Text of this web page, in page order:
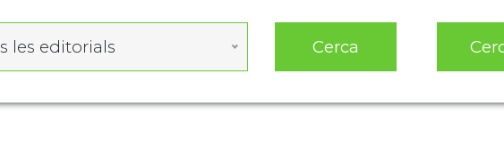
les editorials Cerca